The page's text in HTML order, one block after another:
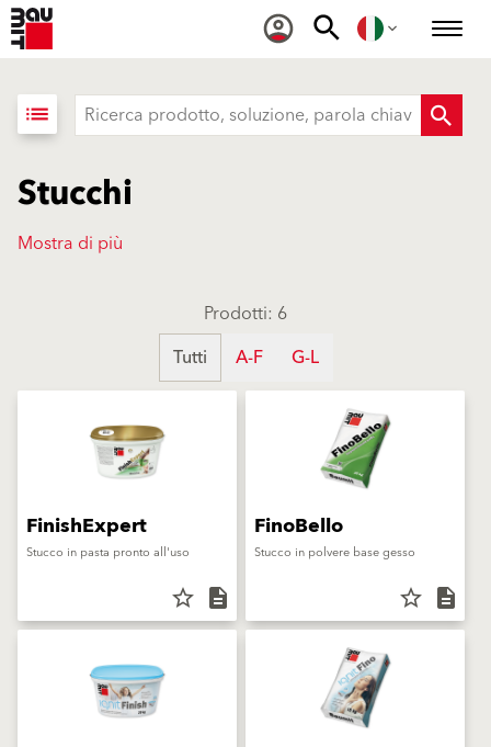
list
Stucchi
Mostra di più
Prodotti: 6
Tutti
A-F G-L
FinishExpert
Stucco in pasta pronto all'uso
star_border description
FinoBello
Stucco in polvere base gesso
star_border description